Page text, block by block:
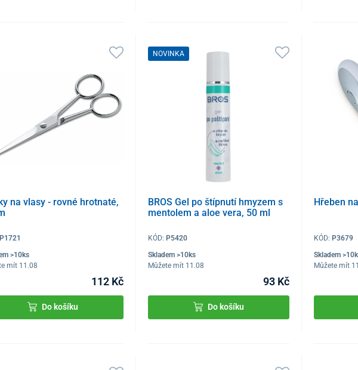
na vlasy - rovné hrotnaté,
P1721
>10ks
mít 11.08
112 Kč
Do košíku
NOVINKA
BROS Gel po štípnutí hmyzem s
mentolem a aloe vera, 50 ml
KÓD: P5420
Skladem >10ks
Můžete mít 11.08
93 Kč
Do košíku
Hřeben
KÓD:P3679
Skladem
Můžete mít